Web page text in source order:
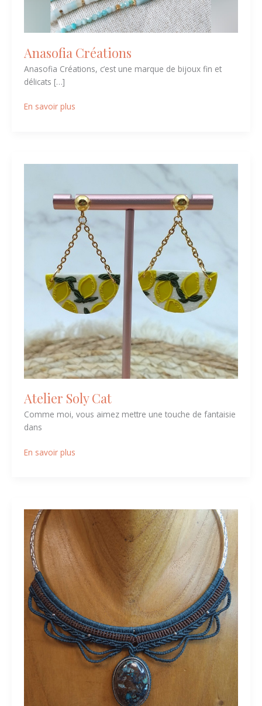
Anasofia Créations
Anasofia Créations, c’est une marque de bijoux fin et
délicats […]
En savoir plus
Atelier Soly Cat
Comme moi, vous aimez mettre une touche de fantaisie
dans
En savoir plus
de
ma
créativité